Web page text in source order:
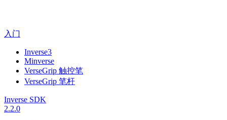
入门
Inverse3
Minverse
VerseGrip 触控笔
VerseGrip 笔杆
Inverse SDK
2.2.0